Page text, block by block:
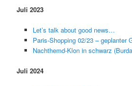
Juli 2023
Let’s talk about good news…
Paris-Shopping 02/23 – geplanter
Nachthemd-Klon in schwarz
Juli 2024